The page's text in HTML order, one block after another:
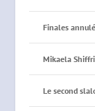
Finales
Mikaela
Le second